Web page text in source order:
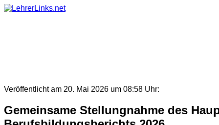
Skip
Veröffentlicht am 20. Mai 2026 um 08:58 Uhr:
Gemeinsame Stellungnahme des